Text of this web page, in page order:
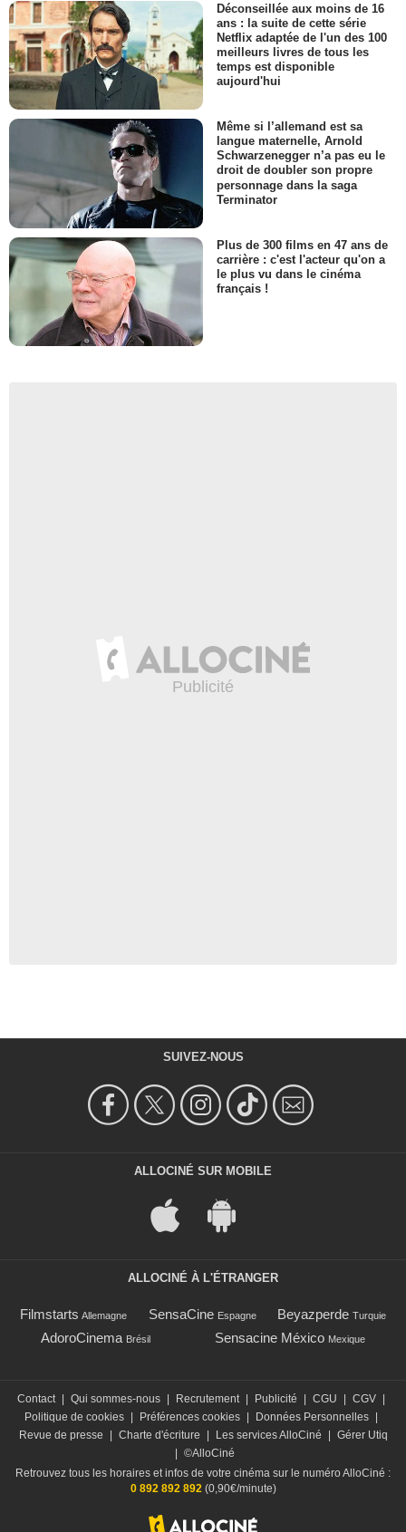
Déconseillée aux moins de 16
ans : la suite de cette série
Netflix adaptée de l'un des 100
meilleurs livres de tous les
temps est disponible
aujourd'hui
Même si l’allemand est sa
langue maternelle, Arnold
Schwarzenegger n’a pas eu le
droit de doubler son propre
personnage dans la saga
Terminator
Plus de 300 films en 47 ans de
carrière : c'est l'acteur qu'on a
le plus vu dans le cinéma
français !
SUIVEZ-NOUS
ALLOCINÉ SUR MOBILE
ALLOCINÉ À L'ÉTRANGER
Filmstarts Allemagne SensaCine Espagne Beyazperde Turquie
AdoroCinema Brésil Sensacine México Mexique
Contact Qui sommes-nous Recrutement Publicité CGU CGV
Politique de cookies
Préférences cookies Données Personnelles
Revue de presse
Charte d'écriture Les services AlloCiné
Gérer Utiq
©AlloCiné
Retrouvez tous les horaires et infos de votre cinéma sur le numéro AlloCiné :
0 892 892 892(0,90€/minute)